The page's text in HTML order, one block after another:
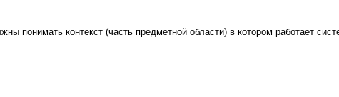
понимать контекст (часть предметной области) в котором работает